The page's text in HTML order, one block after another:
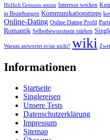
Höflich Grenzen setzen Interesse wecken
in Beziehungen Kommunikationstipps
Online-Dating Online Dating Profil
Romantik Selbstbewusstsein stärken
Warum antwortet er/sie nicht? wiki
Informationen
Startseite
Singlereisen
Unsere Tests
Datenschutzerklärung
Impressum
Sitemap